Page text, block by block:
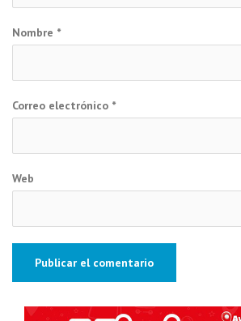
Nombre *
Correo electrónico *
Web